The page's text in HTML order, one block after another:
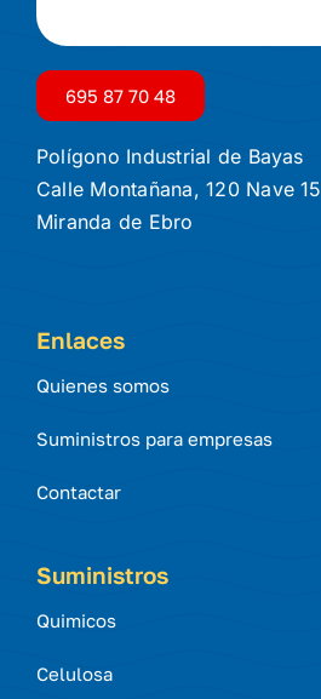
695 87 70 48
Polígono Industrial de Bayas
Calle Montañana, 120 Nave 15
Miranda de Ebro
Enlaces
Quienes somos
Suministros para empresas
Contactar
Suministros
Quimicos
Celulosa